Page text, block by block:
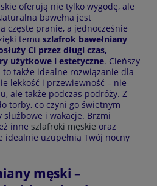
oferują nie tylko wygodę, ale
bawełna jest
częste pranie, a jednocześnie
temu szlafrok bawełniany
Ci przez długi czas,
użytkowe i estetyczne. Cieńszy
także idealne rozwiązanie dla
lekkość i przewiewność – nie
ale także podczas podróży. Z
torby, co czyni go świetnym
i wakacje. Brzmi
inne szlafroki męskie oraz
idealnie uzupełnią Twój nocny
męski –